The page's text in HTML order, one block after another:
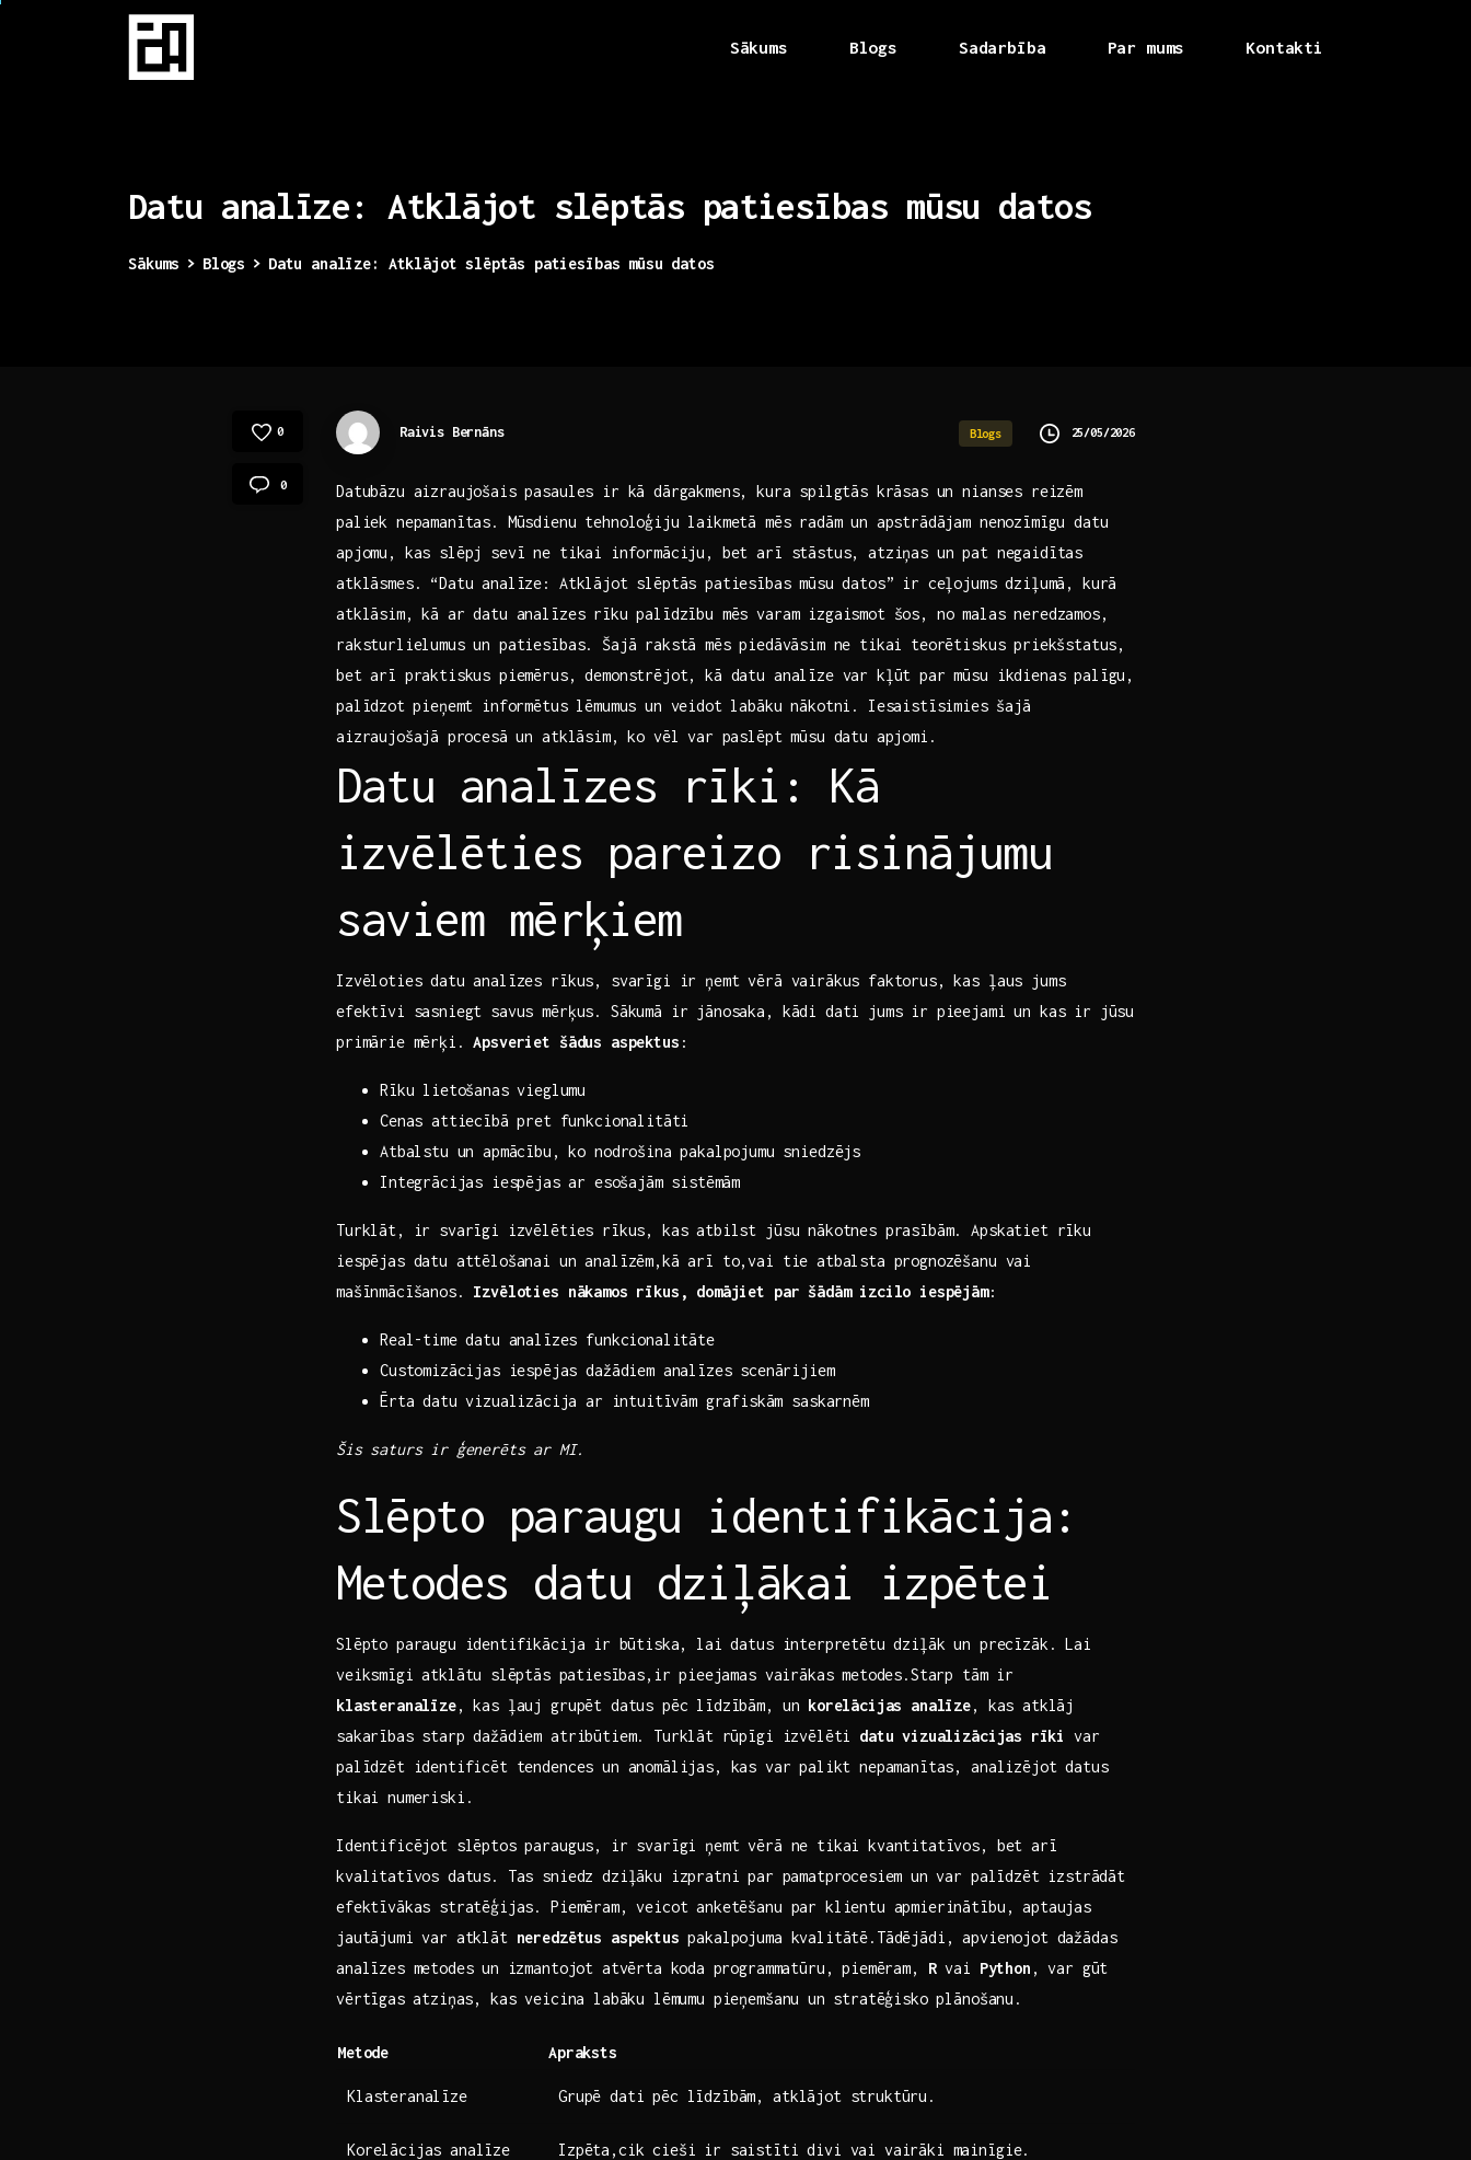
Sākums Blogs Sadarbība Par mums Kontakti
Datu analīze: Atklājot slēptās patiesības mūsu datos
Sākums Blogs Datu analīze: Atklājot slēptās patiesības mūsu datos
0
0
Raivis Bernāns Blogs 25/05/2026
Datubāzu aizraujošais pasaules ir kā dārgakmens, kura⁢ spilgtās krāsas ​un nianses reizēm
paliek nepamanītas. Mūsdienu tehnoloģiju laikmetā mēs radām un ⁢apstrādājam nenozīmīgu datu
apjomu, kas slēpj sevī ne tikai informāciju, bet arī stāstus, atziņas ‍un pat negaidītas⁣
atklāsmes. “Datu analīze: Atklājot slēptās patiesības mūsu⁤ datos” ir ceļojums dziļumā, kurā
atklāsim, kā ‌ar datu analīzes rīku‌ palīdzību mēs varam izgaismot šos, no malas neredzamos,
raksturlielumus un patiesības. Šajā rakstā⁣ mēs piedāvāsim ne tikai teorētiskus priekšstatus,
bet arī praktiskus ​piemērus, demonstrējot,​ kā datu analīze var kļūt par mūsu ikdienas palīgu,
palīdzot⁣ pieņemt informētus lēmumus un veidot labāku nākotni. Iesaistīsimies ⁣šajā
aizraujošajā ⁢procesā un atklāsim, ko vēl var paslēpt mūsu datu apjomi.
Datu analīzes rīki: Kā
izvēlēties pareizo risinājumu
saviem mērķiem
Izvēloties datu analīzes rīkus, svarīgi ir ņemt vērā vairākus faktorus, kas ļaus jums
efektīvi sasniegt savus mērķus. Sākumā ir jānosaka, kādi dati jums ir pieejami un kas ‌ir jūsu⁣
primārie mērķi.​Apsveriet šādus aspektus :
Rīku lietošanas vieglumu
Cenas attiecībā pret funkcionalitāti
Atbalstu un apmācību, ko nodrošina pakalpojumu sniedzējs
Integrācijas iespējas ​ar ⁣esošajām sistēmām
Turklāt, ir svarīgi izvēlēties rīkus, kas atbilst jūsu nākotnes prasībām. Apskatiet rīku
iespējas datu attēlošanai un analīzēm,kā arī ​to,vai tie atbalsta​ prognozēšanu vai
mašīnmācīšanos. Izvēloties nākamos rīkus, domājiet par šādām izcilo iespējām:
Real-time datu analīzes funkcionalitāte
Customizācijas iespējas dažādiem analīzes scenārijiem
Ērta datu vizualizācija⁤ ar intuitīvām grafiskām saskarnēm
Šis saturs ir ģenerēts ar ⁢MI.
Slēpto paraugu identifikācija:
Metodes datu dziļākai ‌izpētei
Slēpto paraugu identifikācija ⁣ir būtiska, lai datus interpretētu dziļāk un precīzāk. Lai
veiksmīgi atklātu⁢ slēptās ⁣patiesības,ir pieejamas​ vairākas metodes.Starp tām ir
klasteranalīze, kas ļauj grupēt datus pēc līdzībām, un⁣ korelācijas‍ analīze, kas atklāj
sakarības starp dažādiem atribūtiem. ​Turklāt⁢ rūpīgi izvēlēti datu vizualizācijas⁣ rīki var
palīdzēt identificēt tendences un anomālijas, kas var⁢ palikt nepamanītas,‌ analizējot datus
tikai numeriski.
Identificējot slēptos paraugus, ir svarīgi ņemt vērā ne tikai kvantitatīvos, bet arī
kvalitatīvos datus. Tas sniedz dziļāku izpratni par ⁤pamatprocesiem un⁢ var palīdzēt izstrādāt
efektīvākas stratēģijas. ‍Piemēram, veicot anketēšanu par klientu apmierinātību, aptaujas
jautājumi var atklāt neredzētus aspektus pakalpojuma kvalitātē.Tādējādi, apvienojot dažādas ​
analīzes metodes un⁢ izmantojot atvērta koda ⁣programmatūru, piemēram, Rvai Python , var gūt
vērtīgas⁢ atziņas, kas‌ veicina labāku lēmumu pieņemšanu un⁤ stratēģisko plānošanu.
Metode Apraksts
Klasteranalīze Grupē dati pēc līdzībām, atklājot struktūru.
Korelācijas analīze Izpēta,cik cieši ir saistīti divi vai‍ vairāki mainīgie.